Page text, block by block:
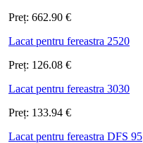
Preț: 662.90 €
Lacat pentru fereastra 2520
Preț: 126.08 €
Lacat pentru fereastra 3030
Preț: 133.94 €
Lacat pentru fereastra DFS 95